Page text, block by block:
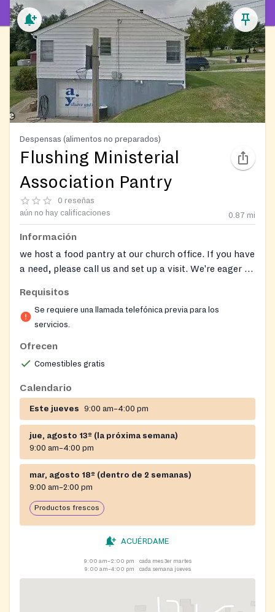
Despensas (alimentos no preparados)
Flushing Ministerial
Association Pantry
0 reseñas
aún no hay calificaciones
0.87 mi
Información
we host a food pantry at our church office. If you have
a need, please call us and set up a visit. We're eager to
community on site the third Tuesday of each month.
Requisitos
Se requiere una llamada telefónica previa para los
servicios.
Ofrecen
Comestibles gratis
Calendario
Este jueves 9:00 am–4:00 pm
jue, agosto 13º (la próxima semana)
9:00 am–4:00 pm
mar, agosto 18º (dentro de 2 semanas)
9:00 am–2:00 pm
Productos frescos
ACUÉRDAME
9:00 am–2:00 pm
cada mes 3er martes
9:00 am–4:00 pm
cada semana jueves